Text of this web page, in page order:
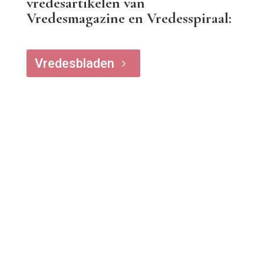
Vredesmagazine en Vredesspiraal:
5
Vredesbladen